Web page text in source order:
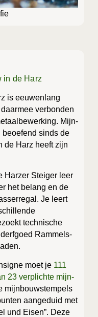
in de Harz
is eeu­wen­lang
ver­bon­den
Mijn­
sinds de
de Harz heeft zijn
Har­zer Stei­ger leer
het belang en de
Je leert
tech­ni­sche
Ram­mels­
moet je 111
23 ver­plich­te mijn­
mijn­bouw­stem­pels
aan­ge­duid met
und Eisen”. Deze